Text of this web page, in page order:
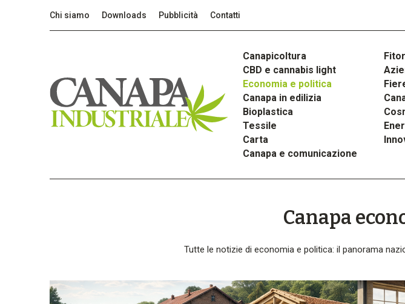
Chi siamo Downloads Pubblicità Contatti
Canapicoltura
CBD e cannabis light
Economia e politica
Canapa in edilizia
Bioplastica
Tessile
Carta
Canapa e comunicazione
Canapa
Tutte le notizie di economia e politica: il panorama